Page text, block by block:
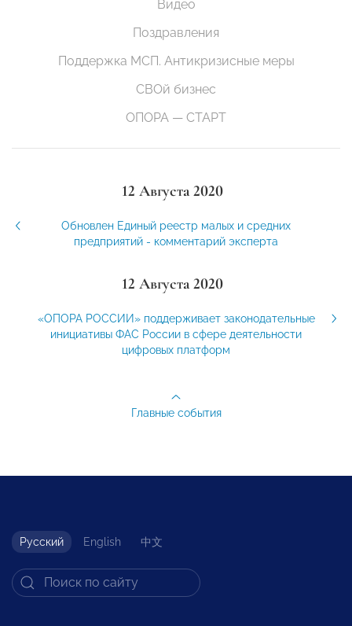
Видео
Поздравления
Поддержка МСП. Антикризисные меры
СВОй бизнес
ОПОРА — СТАРТ
12 Августа 2020
Обновлен Единый реестр малых и средних
предприятий - комментарий эксперта
12 Августа 2020
«ОПОРА РОССИИ» поддерживает законодательные
инициативы ФАС России в сфере деятельности
цифровых платформ
Главные события
Русский English 中文